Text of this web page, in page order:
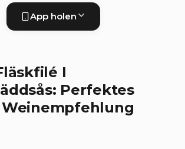
App holen
I
Perfektes
Weinempfehlung